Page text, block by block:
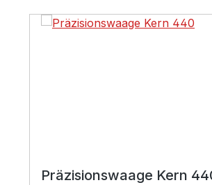
Präzisionswaage Kern